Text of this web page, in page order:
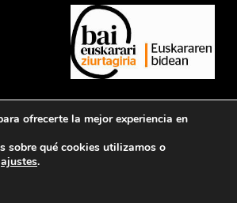
pulvinar dapibus leo.
ofrecerte la mejor experiencia en
sobre qué cookies utilizamos o
ajustes.